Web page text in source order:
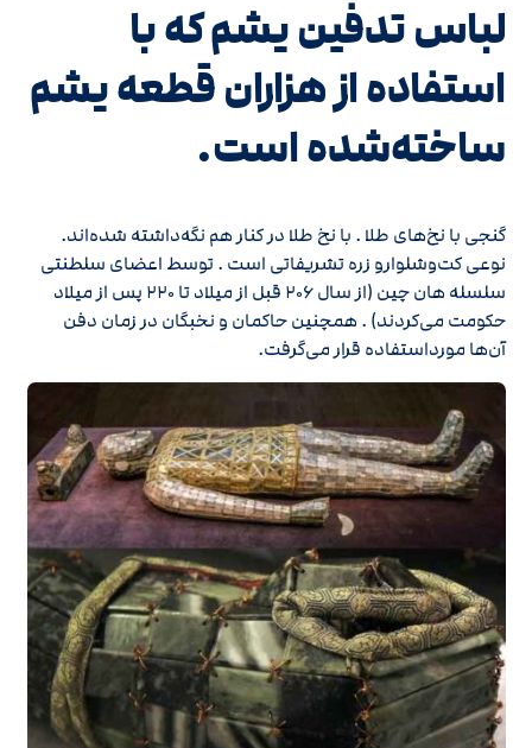
لباس تدفین یشم که با
استفاده از هزاران قطعه یشم
ساخته‌شده است.
گنجی با نخ‌های طلا . با نخ طلا در کنار هم نگه‌داشته شده‌اند.
نوعی کت‌وشلوارو زره تشریفاتی است . توسط اعضای سلطنتی
سلسله هان چین (از سال ۲۰۶ قبل از میلاد تا ۲۲۰ پس از میلاد
حکومت می‌کردند) . همچنین حاکمان و نخبگان در زمان دفن
آن‌ها مورداستفاده قرار می‌گرفت.